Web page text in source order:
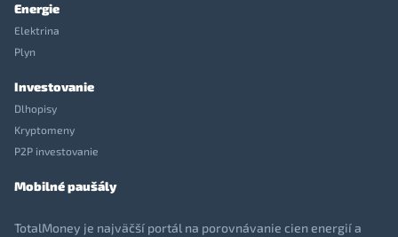
Energie
Elektrina
Plyn
Investovanie
Dlhopisy
Kryptomeny
P2P investovanie
Mobilné paušály
TotalMoney je najväčší portál na porovnávanie cien energií a